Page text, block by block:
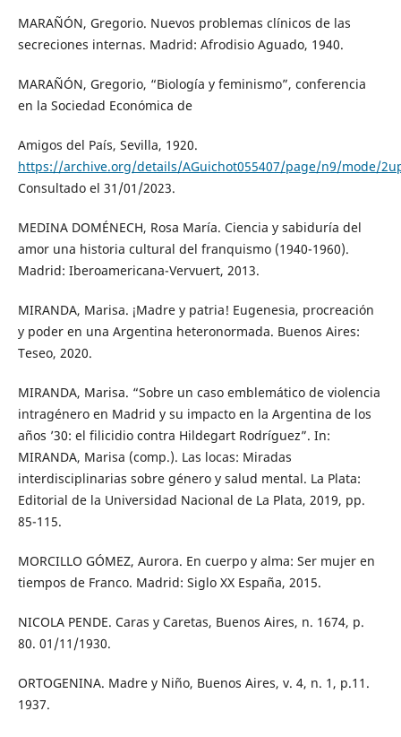
MARAÑÓN, Gregorio. Nuevos problemas clínicos de las
secreciones internas. Madrid: Afrodisio Aguado, 1940.
MARAÑÓN, Gregorio, “Biología y feminismo”, conferencia
en la Sociedad Económica de
Amigos del País, Sevilla, 1920.
https://archive.org/details/AGuichot055407/page/n9/mode/
Consultado el 31/01/2023.
MEDINA DOMÉNECH, Rosa María. Ciencia y sabiduría del
amor una historia cultural del franquismo (1940-1960).
Madrid: Iberoamericana-Vervuert, 2013.
MIRANDA, Marisa. ¡Madre y patria! Eugenesia, procreación
y poder en una Argentina heteronormada. Buenos Aires:
Teseo, 2020.
MIRANDA, Marisa. “Sobre un caso emblemático de violencia
intragénero en Madrid y su impacto en la Argentina de los
años ’30: el filicidio contra Hildegart Rodríguez”. In:
MIRANDA, Marisa (comp.). Las locas: Miradas
interdisciplinarias sobre género y salud mental. La Plata:
Editorial de la Universidad Nacional de La Plata, 2019, pp.
85-115.
MORCILLO GÓMEZ, Aurora. En cuerpo y alma: Ser mujer en
tiempos de Franco. Madrid: Siglo XX España, 2015.
NICOLA PENDE. Caras y Caretas, Buenos Aires, n. 1674, p.
80. 01/11/1930.
ORTOGENINA. Madre y Niño, Buenos Aires, v. 4, n. 1, p.11.
1937.